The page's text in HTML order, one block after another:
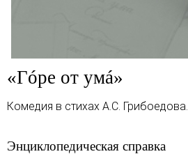
«Гóре от умá»
Комедия в стихах А.С. Грибоедова.
Энциклопедическая справка